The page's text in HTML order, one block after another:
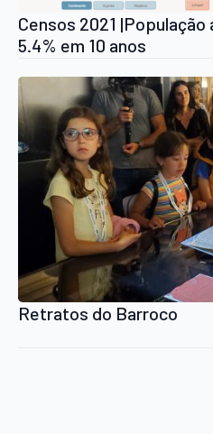
Censos 2021
5.4% em 10 anos
Retratos do Barroco